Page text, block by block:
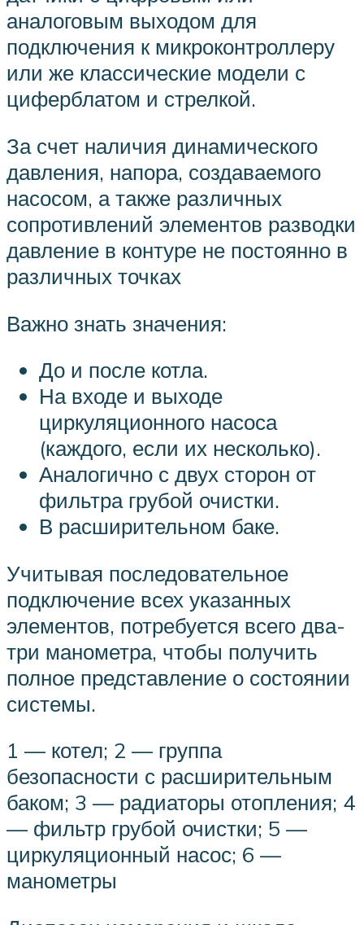
аналоговым выходом для
подключения к микроконтроллеру
или же классические модели с
циферблатом и стрелкой.
За счет наличия динамического
давления, напора, создаваемого
насосом, а также различных
сопротивлений элементов разводки
давление в контуре не постоянно в
различных точках
Важно знать значения:
До и после котла.
На входе и выходе
циркуляционного насоса
(каждого, если их несколько).
Аналогично с двух сторон от
фильтра грубой очистки.
В расширительном баке.
Учитывая последовательное
подключение всех указанных
элементов, потребуется всего два-
три манометра, чтобы получить
полное представление о состоянии
системы.
1 — котел; 2 — группа
безопасности с расширительным
баком; 3 — радиаторы отопления; 4
— фильтр грубой очистки; 5 —
циркуляционный насос; 6 —
манометры